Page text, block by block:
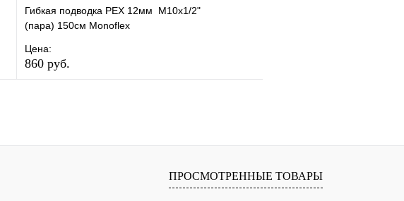
Гибкая подводка PEX 12мм M10x1/2"
(пара) 150см Monoflex
Цена:
860 руб.
ПРОСМОТРЕННЫЕ ТОВАРЫ